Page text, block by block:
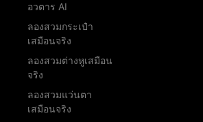
อวตาร AI
ลองสวมกระเป๋า
เสมือนจริง
ลองสวมต่างหูเสมือน
จริง
ลองสวมแว่นตา
เสมือนจริง